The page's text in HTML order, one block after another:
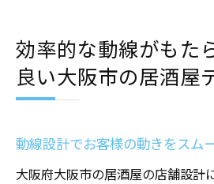
効率的な動線がもた
良い大阪市の居酒屋
動線設計でお客様の動きをスム
大阪府大阪市の居酒屋の店舗設計